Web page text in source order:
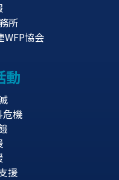
所
WFP協会
動
危機
援